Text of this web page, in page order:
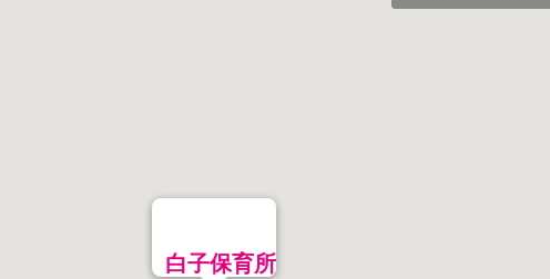
白子保育所